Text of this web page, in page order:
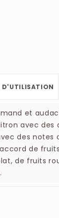
D'UTILISATION
et
avec des
des notes
de
de fruits